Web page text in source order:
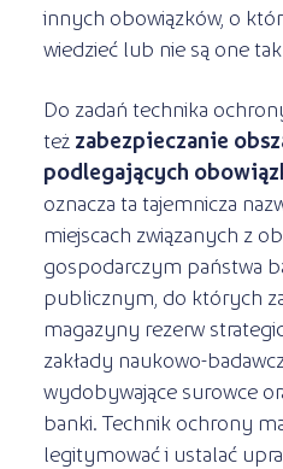
innych obowiązków, o
wiedzieć lub nie są one
Do zadań technika
też zabezpieczanie
podlegających
oznacza ta tajemnicza
miejscach związanych z
gospodarczym państwa
publicznym, do których
magazyny rezerw
zakłady naukowo-
wydobywające surowce
banki. Technik ochrony
legitymować i ustalać